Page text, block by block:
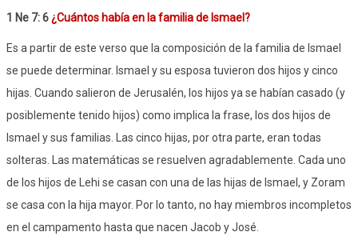
1 Ne 7: 6¿Cuántos había en la familia de Ismael?
Es a partir de este verso que la composición de la familia de Ismael
se puede determinar. Ismael y su esposa tuvieron dos hijos y cinco
hijas. Cuando salieron de Jerusalén, los hijos ya se habían casado (y
posiblemente tenido hijos) como implica la frase, los dos hijos de
Ismael y sus familias. Las cinco hijas, por otra parte, eran todas
solteras. Las matemáticas se resuelven agradablemente. Cada uno
de los hijos de Lehi se casan con una de las hijas de Ismael, y Zoram
se casa con la hija mayor. Por lo tanto, no hay miembros incompletos
en el campamento hasta que nacen Jacob y José.